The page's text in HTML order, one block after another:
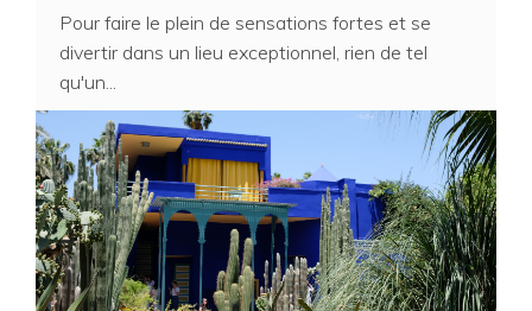
Pour faire le plein de sensations fortes et se
divertir dans un lieu exceptionnel, rien de tel
qu'un...